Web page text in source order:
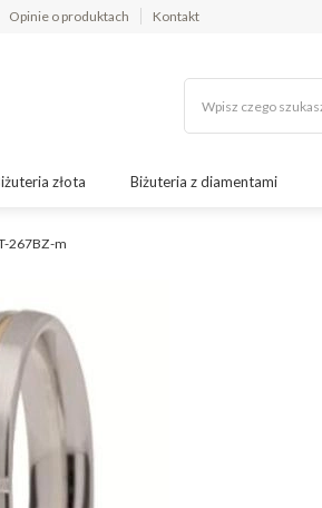
Opinie o produktach Kontakt
złota Biżuteria z diamentami
267BZ-m